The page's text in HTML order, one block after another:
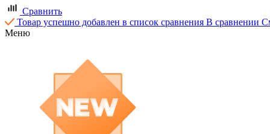
Сравнить
Товар успешно добавлен в список сравнения В сравнении
Меню